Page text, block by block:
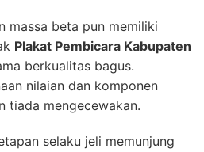
massa beta pun memiliki
Plakat Pembicara Kabupaten
berkualitas bagus.
nilaian dan komponen
tiada mengecewakan.
selaku jeli memunjung